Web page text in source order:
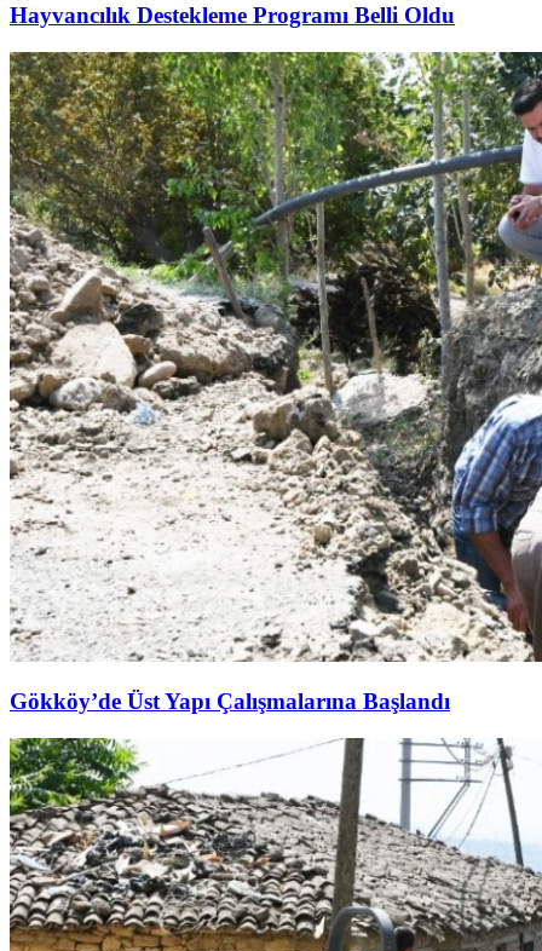
Hayvancılık Destekleme Programı Belli Oldu
Gökköy’de Üst Yapı Çalışmalarına Başlandı